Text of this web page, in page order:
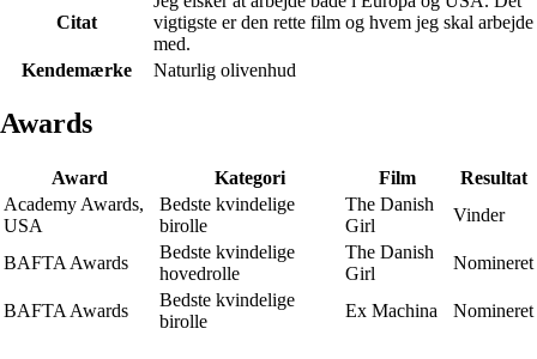
Citat
vigtigste er den rette film og hvem jeg skal arbejde
med.
Kendemærke
Naturlig olivenhud
Awards
Award Kategori Film
Resultat
Academy Awards,
USA
Bedste kvindelige
birolle
The Danish
Girl
Vinder
BAFTA Awards
Bedste kvindelige
hovedrolle
The Danish
Girl
Nomineret
BAFTA Awards
Bedste kvindelige
birolle
Ex Machina Nomineret